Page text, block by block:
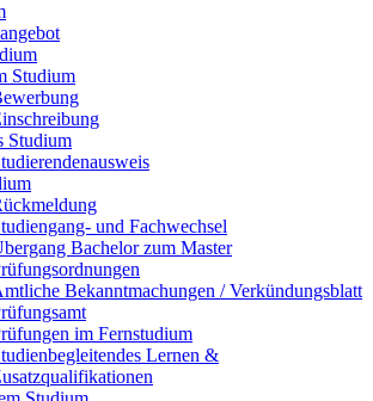
Studium
Studium
und Fachwechsel
Bachelor zum Master
Bekanntmachungen / Verkündungsblatt
im Fernstudium
Lernen &